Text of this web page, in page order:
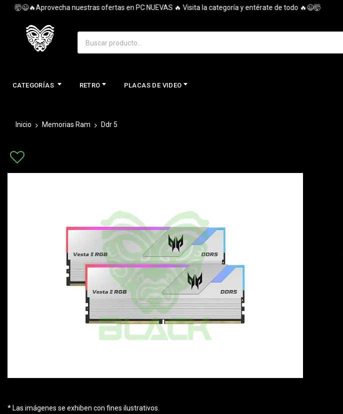
🤯😉🔥Aprovecha nuestras ofertas en PC NUEVAS 🔥 Visita la categoría y entérate de todo 🔥😉🤯
CATEGORÍAS RETRO PLACAS DE VIDEO
Inicio Memorias Ram Ddr 5
* Las imágenes se exhiben con fines ilustrativos.